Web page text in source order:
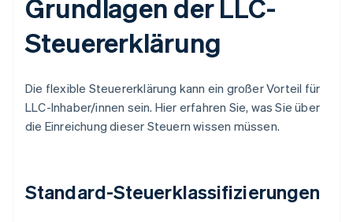
Grundlagen der LLC-
Steuererklärung
Die flexible Steuererklärung kann ein großer Vorteil für
LLC-Inhaber/innen sein. Hier erfahren Sie, was Sie über
die Einreichung dieser Steuern wissen müssen.
Standard-Steuerklassifizierungen